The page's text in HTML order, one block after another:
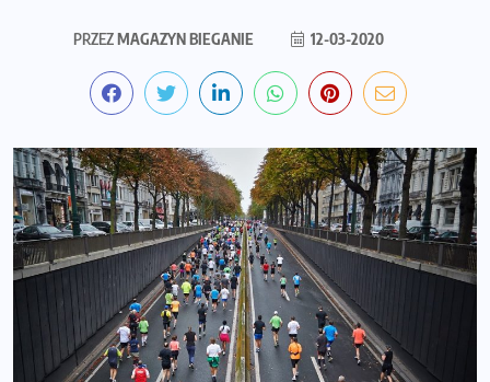
PRZEZMAGAZYN BIEGANIE 12-03-2020